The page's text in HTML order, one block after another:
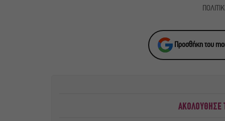
Προσθήκη του
ΑΚΟΛΟΥΘΗΣΕ